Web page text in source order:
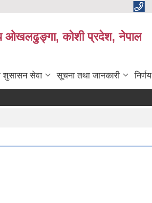
ओखलढुङ्गा, कोशी प्रदेश, नेपाल
शुसासन सेवा सूचना तथा जानकारी निर्णय